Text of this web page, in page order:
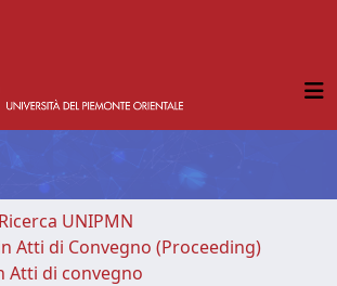
UNIPMN
Atti di Convegno (Proceeding)
Atti di convegno